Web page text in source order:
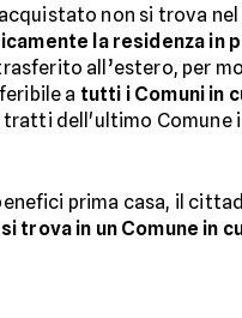
non si trova nel
la residenza in
all’estero, per
a tutti i Comuni in
dell'ultimo Comune
prima casa, il
trova in un Comune in